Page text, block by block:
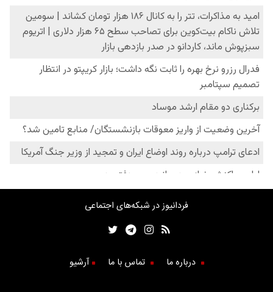
فردانیوز در شبکه‌های اجتماعی
درباره ما تماس با ما آرشیو